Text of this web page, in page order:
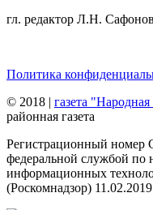
гл. редактор Л.Н.
Политика
© 2018 | газета
районная газета
Регистрационный
федеральной службой по
информационных
(Роскомнадзор) 11.02.2019